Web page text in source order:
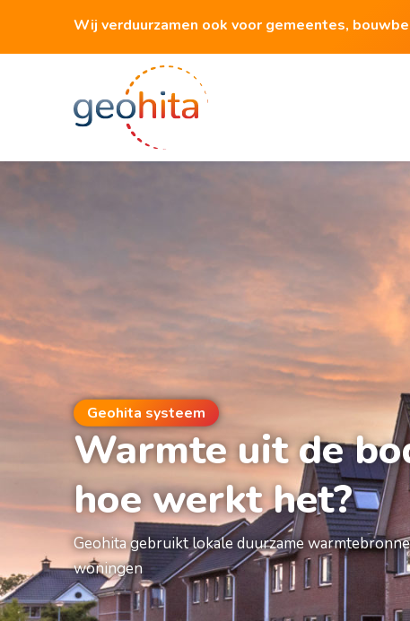
Wij verduurzamen ook voor gemeentes,
Geohita systeem
Warmte uit de
hoe werkt het?
Geohita gebruikt lokale duurzame
woningen